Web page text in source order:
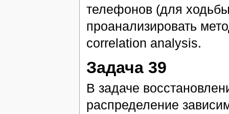
телефонов (для
проанализировать
correlation analysis.
Задача 39
В задаче
распределение